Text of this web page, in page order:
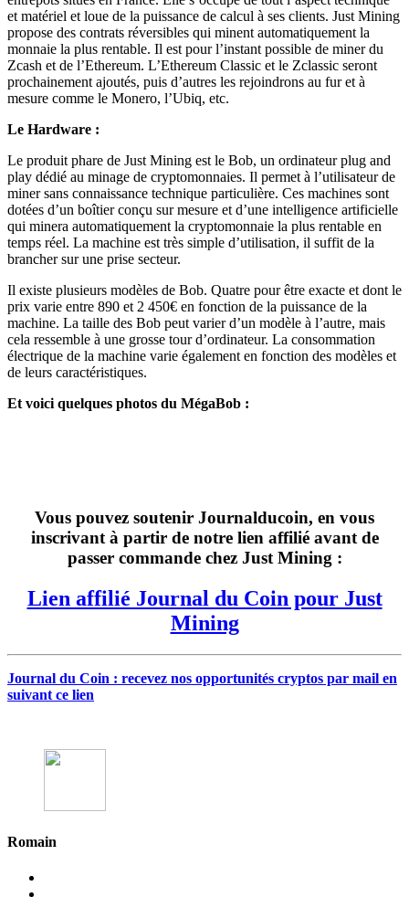
et matériel et loue de la puissance de calcul à ses clients. Just Mining
propose des contrats réversibles qui minent automatiquement la
monnaie la plus rentable. Il est pour l’instant possible de miner du
Zcash et de l’Ethereum. L’Ethereum Classic et le Zclassic seront
prochainement ajoutés, puis d’autres les rejoindrons au fur et à
mesure comme le Monero, l’Ubiq, etc.
Le Hardware :
Le produit phare de Just Mining est le Bob, un ordinateur plug and
play dédié au minage de cryptomonnaies. Il permet à l’utilisateur de
miner sans connaissance technique particulière. Ces machines sont
dotées d’un boîtier conçu sur mesure et d’une intelligence artificielle
qui minera automatiquement la cryptomonnaie la plus rentable en
temps réel. La machine est très simple d’utilisation, il suffit de la
brancher sur une prise secteur.
Il existe plusieurs modèles de Bob. Quatre pour être exacte et dont le
prix varie entre 890 et 2 450€ en fonction de la puissance de la
machine. La taille des Bob peut varier d’un modèle à l’autre, mais
cela ressemble à une grosse tour d’ordinateur. La consommation
électrique de la machine varie également en fonction des modèles et
de leurs caractéristiques.
Et voici quelques photos du MégaBob :
Vous pouvez soutenir Journalducoin, en vous
inscrivant à partir de notre lien affilié avant de
passer commande chez Just Mining :
Lien affilié Journal du Coin pour Just
Mining
Journal du Coin : recevez nos opportunités cryptos par mail en
suivant ce lien
Romain